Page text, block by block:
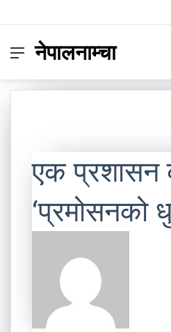
Menu
नेपालनाम्चा
एक प्रशासन
‘प्रमोसनको